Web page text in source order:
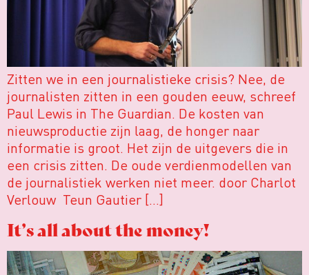
Zitten we in een journalistieke crisis? Nee, de
journalisten zitten in een gouden eeuw, schreef
Paul Lewis in The Guardian. De kosten van
nieuwsproductie zijn laag, de honger naar
informatie is groot. Het zijn de uitgevers die in
een crisis zitten. De oude verdienmodellen van
de journalistiek werken niet meer. door Charlot
Verlouw Teun Gautier […]
It’s all about the money!